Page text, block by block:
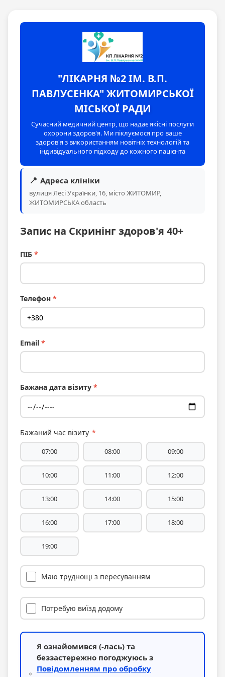
"ЛІКАРНЯ №2 ІМ. В.П.
ПАВЛУСЕНКА" ЖИТОМИРСЬКОЇ
МІСЬКОЇ РАДИ
Сучасний медичний центр, що надає якісні послуги
охорони здоров'я. Ми піклуємося про ваше
здоров'я з використанням новітніх технологій та
індивідуального підходу до кожного пацієнта
📍 Адреса клініки
вулиця Лесі Українки, 16, місто ЖИТОМИР,
ЖИТОМИРСЬКА область
Запис на Скринінг здоров'я 40+
ПІБ *
Телефон *
Email *
Бажана дата візиту *
Бажаний час візиту *
07:00 08:00 09:00
10:00 11:00 12:00
13:00 14:00 15:00
16:00 17:00 18:00
19:00
Маю труднощі з пересуванням
Потребую виїзд додому
Я ознайомився (-лась) та
беззастережно погоджуюсь з
Повідомленням про обробку